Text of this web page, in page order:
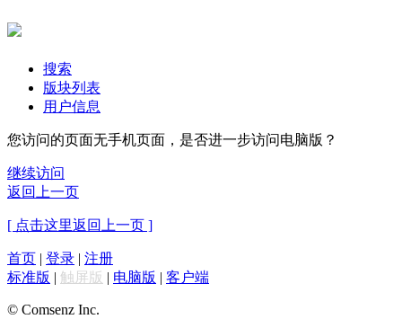
搜索
版块列表
用户信息
您访问的页面无手机页面，是否进一步访问电脑版？
继续访问
返回上一页
[ 点击这里返回上一页 ]
首页 | 登录 | 注册
标准版 | 触屏版 | 电脑版 | 客户端
© Comsenz Inc.